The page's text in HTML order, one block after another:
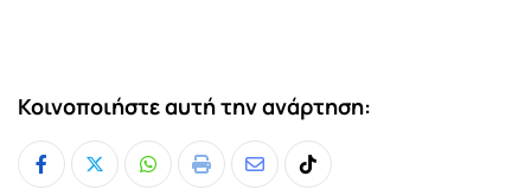
Κοινοποιήστε αυτή την ανάρτηση:
Whatsapp
Print
ShareTiktok